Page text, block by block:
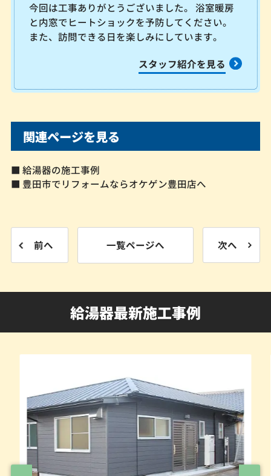
今回は工事ありがとうございました。 浴室暖房
と内窓でヒートショックを予防してください。
また、訪問できる日を楽しみにしています。
スタッフ紹介を見る
関連ページを見る
■ 給湯器の施工事例
■ 豊田市でリフォームならオケゲン豊田店へ
前へ 一覧ページへ 次へ
給湯器最新施工事例